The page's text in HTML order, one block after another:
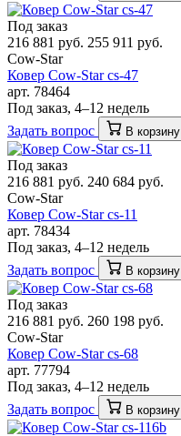
Под заказ
216 881 руб. 255 911 руб.
Cow-Star
Ковер Cow-Star cs-47
арт. 78464
Под заказ, 4–12 недель
Задать вопрос
В корзину
Под заказ
216 881 руб. 240 684 руб.
Cow-Star
Ковер Cow-Star cs-11
арт. 78434
Под заказ, 4–12 недель
Задать вопрос
В корзину
Под заказ
216 881 руб. 260 198 руб.
Cow-Star
Ковер Cow-Star cs-68
арт. 77794
Под заказ, 4–12 недель
Задать вопрос
В корзину